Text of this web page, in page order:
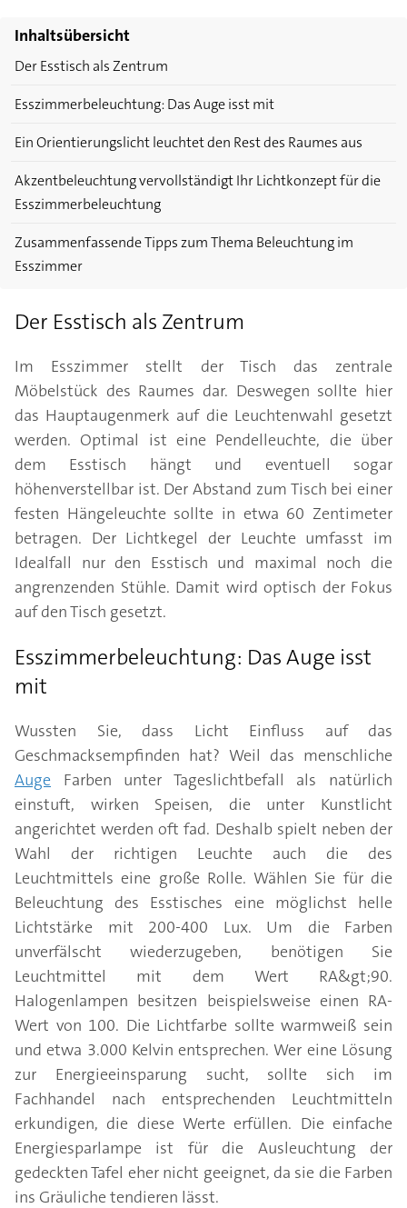
Inhaltsübersicht
Der Esstisch als Zentrum
Esszimmerbeleuchtung: Das Auge isst mit
Ein Orientierungslicht leuchtet den Rest des Raumes aus
Akzentbeleuchtung vervollständigt Ihr Lichtkonzept für die
Esszimmerbeleuchtung
Zusammenfassende Tipps zum Thema Beleuchtung im
Esszimmer
Der Esstisch als Zentrum
Im Esszimmer stellt der Tisch das zentrale
Möbelstück des Raumes dar. Deswegen sollte hier
das Hauptaugenmerk auf die Leuchtenwahl gesetzt
werden. Optimal ist eine Pendelleuchte, die über
dem Esstisch hängt und eventuell sogar
höhenverstellbar ist. Der Abstand zum Tisch bei einer
festen Hängeleuchte sollte in etwa 60 Zentimeter
betragen. Der Lichtkegel der Leuchte umfasst im
Idealfall nur den Esstisch und maximal noch die
angrenzenden Stühle. Damit wird optisch der Fokus
auf den Tisch gesetzt.
Esszimmerbeleuchtung: Das Auge isst
mit
Wussten Sie, dass Licht Einfluss auf das
Geschmacksempfinden hat? Weil das menschliche
Auge Farben unter Tageslichtbefall als natürlich
einstuft, wirken Speisen, die unter Kunstlicht
angerichtet werden oft fad. Deshalb spielt neben der
Wahl der richtigen Leuchte auch die des
Leuchtmittels eine große Rolle. Wählen Sie für die
Beleuchtung des Esstisches eine möglichst helle
Lichtstärke mit 200-400 Lux. Um die Farben
unverfälscht wiederzugeben, benötigen Sie
Leuchtmittel mit dem Wert RA&gt;90.
Halogenlampen besitzen beispielsweise einen RA-
Wert von 100. Die Lichtfarbe sollte warmweiß sein
und etwa 3.000 Kelvin entsprechen. Wer eine Lösung
zur Energieeinsparung sucht, sollte sich im
Fachhandel nach entsprechenden Leuchtmitteln
erkundigen, die diese Werte erfüllen. Die einfache
Energiesparlampe ist für die Ausleuchtung der
gedeckten Tafel eher nicht geeignet, da sie die Farben
ins Gräuliche tendieren lässt.